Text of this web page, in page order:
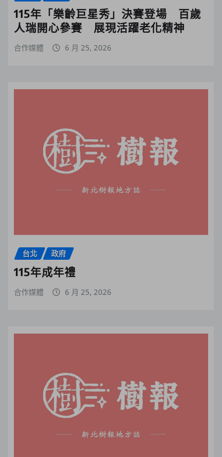
115年「樂齡巨星秀」決賽登場 百歲
人瑞開心參賽 展現活躍老化精神
合作媒體 6 月 25, 2026
台北 政府
115年成年禮
合作媒體 6 月 25, 2026